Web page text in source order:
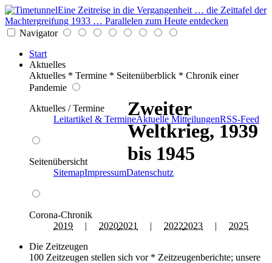
Eine Zeitreise in die Vergangenheit … die Zeittafel der
Machtergreifung 1933 … Parallelen zum Heute entdecken
Navigator
Start
Aktuelles
Aktuelles * Termine * Seitenüberblick * Chronik einer
Pandemie
Aktuelles / Termine
Leitartikel & TermineAktuelle MitteilungenRSS-Feed
Seitenübersicht
SitemapImpressumDatenschutz
Corona-Chronik
2019 | 20202021 | 20222023 | 2025
Die Zeitzeugen
100 Zeitzeugen stellen sich vor * Zeitzeugenberichte; unsere
Zweiter
Weltkrieg, 1939
bis 1945